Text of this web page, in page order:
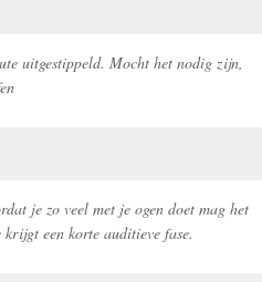
uitgestippeld. Mocht het nodig zijn,
je zo veel met je ogen doet mag het
een korte auditieve fase.